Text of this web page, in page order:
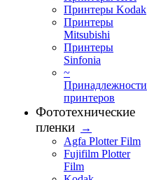
Принтеры Kodak
Принтеры
Mitsubishi
Принтеры
Sinfonia
~
Принадлежности
принтеров
Фототехнические
пленки
→
Agfa Plotter Film
Fujifilm Plotter
Film